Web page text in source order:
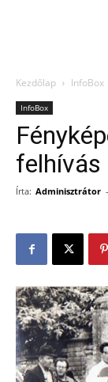
Kezdőlap InfoBox
InfoBox
felhívás
Írta: Adminisztrátor -